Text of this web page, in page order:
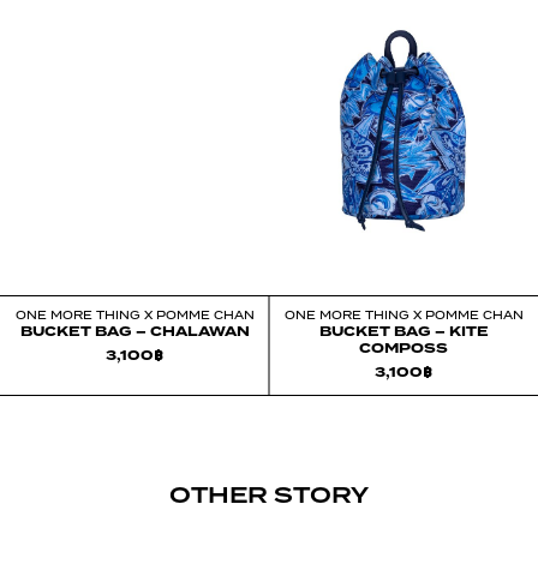
ONE MORE THING X POMME CHAN
BUCKET BAG – CHALAWAN
3,100฿
ONE MORE THING X POMME CHAN
BUCKET BAG – KITE
COMPOSS
3,100฿
OTHER STORY